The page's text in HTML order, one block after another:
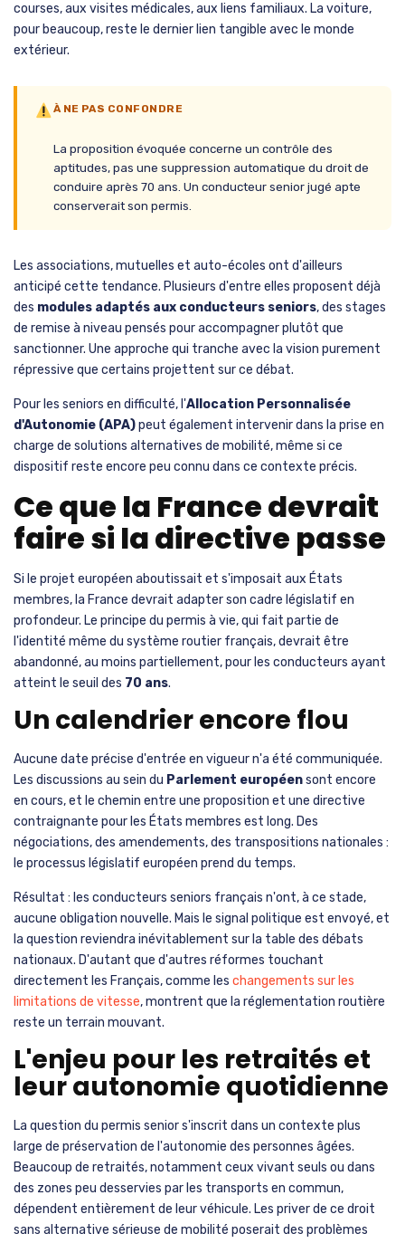
courses, aux visites médicales, aux liens familiaux. La voiture,
pour beaucoup, reste le dernier lien tangible avec le monde
extérieur.
À NE PAS CONFONDRE
La proposition évoquée concerne un contrôle des
aptitudes, pas une suppression automatique du droit de
conduire après 70 ans. Un conducteur senior jugé apte
conserverait son permis.
Les associations, mutuelles et auto-écoles ont d'ailleurs
anticipé cette tendance. Plusieurs d'entre elles proposent déjà
des modules adaptés aux conducteurs seniors, des stages
de remise à niveau pensés pour accompagner plutôt que
sanctionner. Une approche qui tranche avec la vision purement
répressive que certains projettent sur ce débat.
Pour les seniors en difficulté, l'Allocation Personnalisée
d'Autonomie (APA)peut également intervenir dans la prise en
charge de solutions alternatives de mobilité, même si ce
dispositif reste encore peu connu dans ce contexte précis.
Ce que la France devrait
faire si la directive passe
Si le projet européen aboutissait et s'imposait aux États
membres, la France devrait adapter son cadre législatif en
profondeur. Le principe du permis à vie, qui fait partie de
l'identité même du système routier français, devrait être
abandonné, au moins partiellement, pour les conducteurs ayant
atteint le seuil des 70 ans.
Un calendrier encore flou
Aucune date précise d'entrée en vigueur n'a été communiquée.
Les discussions au sein du Parlement européensont encore
en cours, et le chemin entre une proposition et une directive
contraignante pour les États membres est long. Des
négociations, des amendements, des transpositions nationales :
le processus législatif européen prend du temps.
Résultat : les conducteurs seniors français n'ont, à ce stade,
aucune obligation nouvelle. Mais le signal politique est envoyé, et
la question reviendra inévitablement sur la table des débats
nationaux. D'autant que d'autres réformes touchant
directement les Français, comme les changements sur les
limitations de vitesse, montrent que la réglementation routière
reste un terrain mouvant.
L'enjeu pour les retraités et
leur autonomie quotidienne
La question du permis senior s'inscrit dans un contexte plus
large de préservation de l'autonomie des personnes âgées.
Beaucoup de retraités, notamment ceux vivant seuls ou dans
des zones peu desservies par les transports en commun,
dépendent entièrement de leur véhicule. Les priver de ce droit
sans alternative sérieuse de mobilité poserait des problèmes